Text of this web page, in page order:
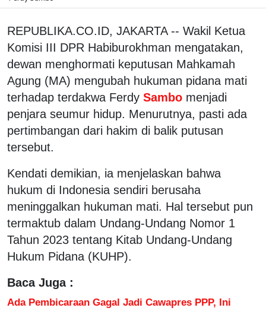
REPUBLIKA.CO.ID, JAKARTA -- Wakil Ketua
Komisi III DPR Habiburokhman mengatakan,
dewan menghormati keputusan Mahkamah
Agung (MA) mengubah hukuman pidana mati
terhadap terdakwa Ferdy Sambo menjadi
penjara seumur hidup. Menurutnya, pasti ada
pertimbangan dari hakim di balik putusan
tersebut.
Kendati demikian, ia menjelaskan bahwa
hukum di Indonesia sendiri berusaha
meninggalkan hukuman mati. Hal tersebut pun
termaktub dalam Undang-Undang Nomor 1
Tahun 2023 tentang Kitab Undang-Undang
Hukum Pidana (KUHP).
Baca Juga :
Ada Pembicaraan Gagal Jadi Cawapres PPP, Ini